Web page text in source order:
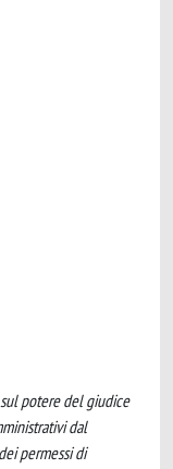
potere del giudice
dal
permessi di